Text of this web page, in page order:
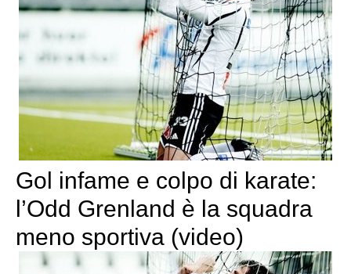
Gol infame e colpo di karate:
l’Odd Grenland è la squadra
meno sportiva (video)